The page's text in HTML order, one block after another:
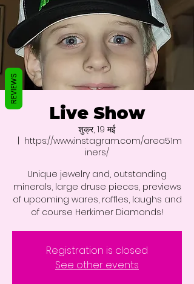
Live Show
शुक्र, 19 मई
https://www.instagram.com/area51m
iners/
Unique jewelry and, outstanding
minerals, large druse pieces, previews
of upcoming wares, raffles, laughs and
of course Herkimer Diamonds!
Registration is closed
See other events
REVIEWS